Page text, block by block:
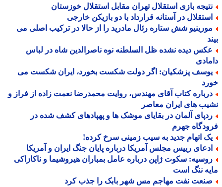
بازی استقلال تهران مقابل استقلال خوزستان
در آستانه قرارداد با دو بازیکن خارجی
شش ستاره رئال مادرید را از حالا در ترکیب اصلی می
دیده نشده ظل السلطنه نوه ناصرالدین شاه در لباس
پزشکیان: اگر دولت شکست بخورد، ایران شکست می
کتاب آقای مهندس، روایت محمدرضا نعمت زاده از فراز و
های ایران معاصر
آلمان در بقایای موشک ها و پهپادهای کشف شده در
جهرم
اتهام جدید به سیب زمینی سرخ کرده!
رییس مجلس آمریکا درباره پایان جنگ ایران و آمریکا
سکوت ژاپن درباره عامل بمباران هیروشیما و ناکازاکی
ننگ است
نفت مهاجم مس شهر بابک را جذب کرد